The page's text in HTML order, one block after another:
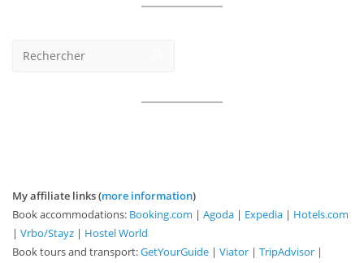
My affiliate links (more information)
Book accommodations: Booking.com | Agoda | Expedia | Hotels.com
| Vrbo/Stayz | Hostel World
Book tours and transport:GetYourGuide | Viator | TripAdvisor |